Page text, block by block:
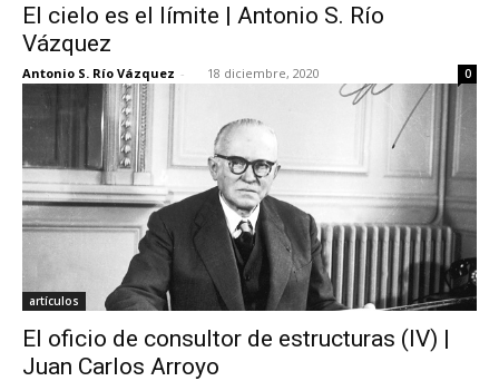
El cielo es el límite | Antonio S. Río
Vázquez
Antonio S. Río Vázquez - 18 diciembre, 2020 0
artículos
El oficio de consultor de estructuras (IV) |
Juan Carlos Arroyo